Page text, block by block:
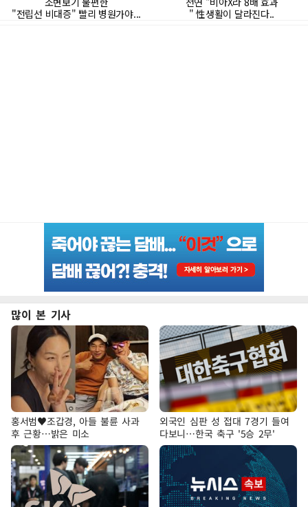
많이 본 기사
홍서범♥조갑경, 아들 불륜 사과
후 근황…밝은 미소
외국인 심판 성 접대 7경기 들여
다보니…한국 축구 '5승 2무'